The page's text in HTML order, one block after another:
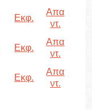
Εκφ.
Απα
ντ.
Εκφ.
Απα
ντ.
Εκφ.
Απα
ντ.